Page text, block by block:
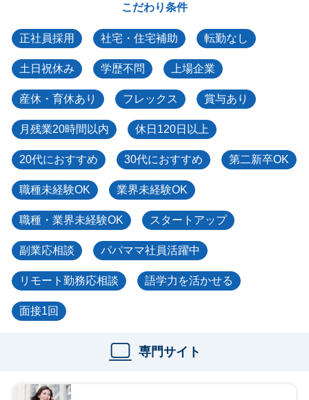
こだわり条件
正社員採用 社宅・住宅補助 転勤なし
土日祝休み 学歴不問 上場企業
産休・育休あり フレックス 賞与あり
月残業20時間以内 休日120日以上
20代におすすめ 30代におすすめ 第二新卒OK
職種未経験OK 業界未経験OK
職種・業界未経験OK スタートアップ
副業応相談 パパママ社員活躍中
リモート勤務応相談 語学力を活かせる
面接1回
専門サイト